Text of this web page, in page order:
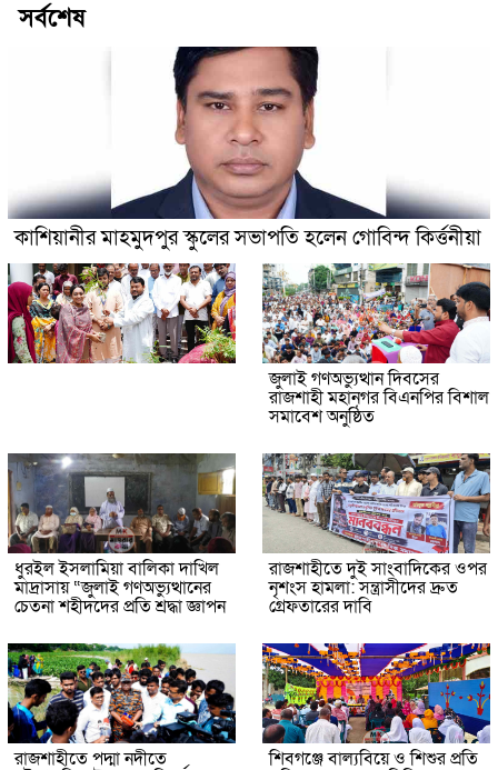
সর্বশেষ
কাশিয়ানীর মাহমুদপুর স্কুলের সভাপতি হলেন গোবিন্দ কির্ত্তনীয়া
জুলাই গণঅভ্যুত্থান দিবসের
রাজশাহী মহানগর বিএনপির বিশাল
সমাবেশ অনুষ্ঠিত
ধুরইল ইসলামিয়া বালিকা দাখিল
মাদ্রাসায় “জুলাই গণঅভ্যুত্থানের
চেতনা শহীদদের প্রতি শ্রদ্ধা জ্ঞাপন
রাজশাহীতে দুই সাংবাদিকের ওপর
নৃশংস হামলা: সন্ত্রাসীদের দ্রুত
গ্রেফতারের দাবি
রাজশাহীতে পদ্মা নদীতে শিবগঞ্জে বাল্যবিয়ে ও শিশুর প্রতি